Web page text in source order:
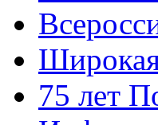
75 лет